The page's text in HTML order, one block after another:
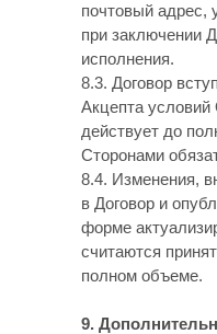
почтовый адрес,
при заключении
исполнения.
8.3. Договор
Акцепта
действует до
Сторонами
8.4. Изменения,
в Договор и
форме
считаются
полном объеме.
9.